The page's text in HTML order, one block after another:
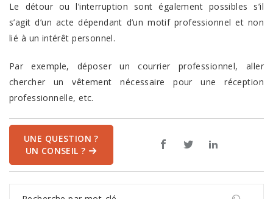
Le détour ou l’interruption sont également possibles s’il
s’agit d’un acte dépendant d’un motif professionnel et non
lié à un intérêt personnel.
Par exemple, déposer un courrier professionnel, aller
chercher un vêtement nécessaire pour une réception
professionnelle, etc.
UNE QUESTION ?
UN CONSEIL ?